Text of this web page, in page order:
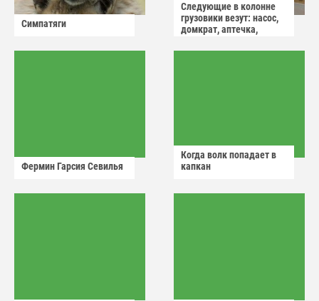
Симпатяги
Следующие в колонне
грузовики везут: насос,
домкрат, аптечка,
Фермин Гарсия Севилья
Когда волк попадает в
капкан